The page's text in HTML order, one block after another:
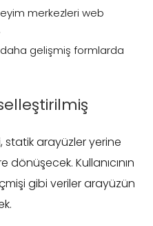
merkezleri web
gelişmiş formlarda
statik arayüzler yerine
Kullanıcının
gibi veriler arayüzün